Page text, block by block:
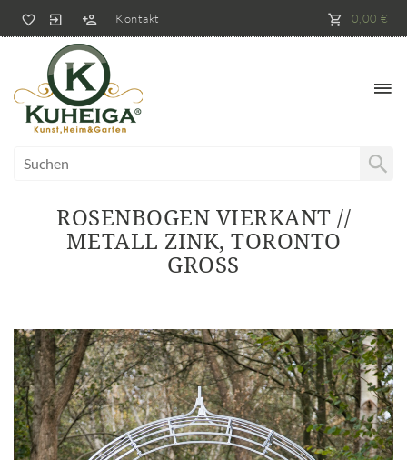
Kontakt 0,00 €
ROSENBOGEN VIERKANT //
METALL ZINK, TORONTO
GROSS